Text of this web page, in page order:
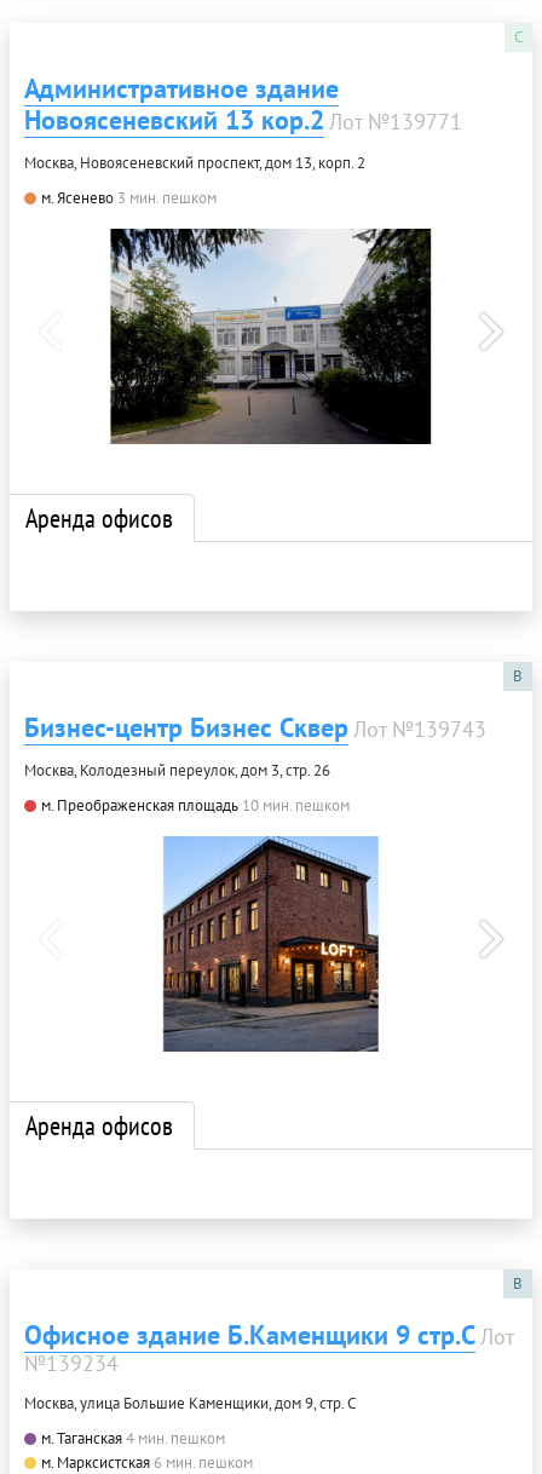
C
Административное здание
Новоясеневский 13 кор.2 Лот №139771
Москва, Новоясеневский проспект, дом 13, корп. 2
м. Ясенево 3 мин. пешком
Аренда офисов
B
Бизнес-центр Бизнес СкверЛот №139743
Москва, Колодезный переулок, дом 3, стр. 26
м. Преображенская площадь 10 мин. пешком
Аренда офисов
B
Офисное здание Б.Каменщики 9 стр.СЛот
№139234
Москва, улица Большие Каменщики, дом 9, стр. С
м. Таганская4 мин. пешком
м. Марксистская 6 мин. пешком